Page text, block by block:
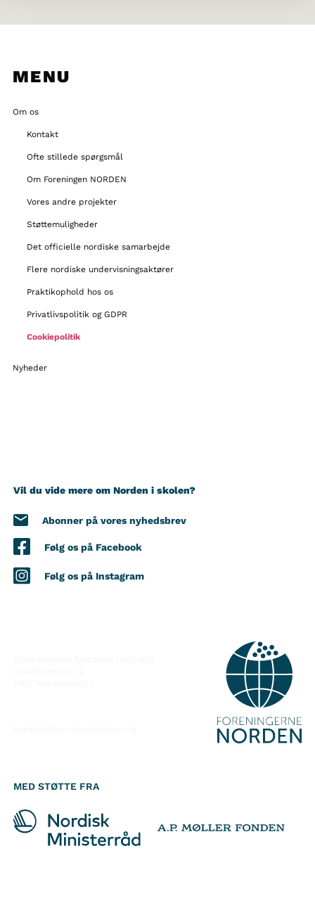
MENU
Om os
Kontakt
Ofte stillede spørgsmål
Om Foreningen NORDEN
Vores andre projekter
Støttemuligheder
Det officielle nordiske samarbejde
Flere nordiske undervisningsaktører
Praktikophold hos os
Privatlivspolitik og GDPR
Cookiepolitik
Nyheder
Vil du vide mere om Norden i skolen?
Abonner på vores nyhedsbrev
Følg os på Facebook
Følg os på Instagram
MED STØTTE FRA